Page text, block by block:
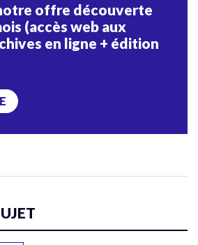
offre découverte
(accès web aux
en ligne + édition